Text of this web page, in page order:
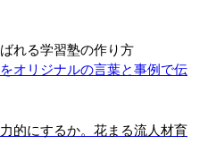
れる学習塾の作り方
オリジナルの言葉と事例で伝
的にするか。花まる流人材育